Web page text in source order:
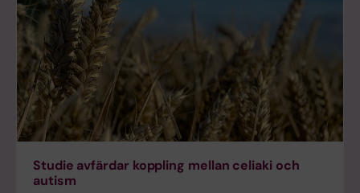
Studie avfärdar koppling mellan celiaki och
autism